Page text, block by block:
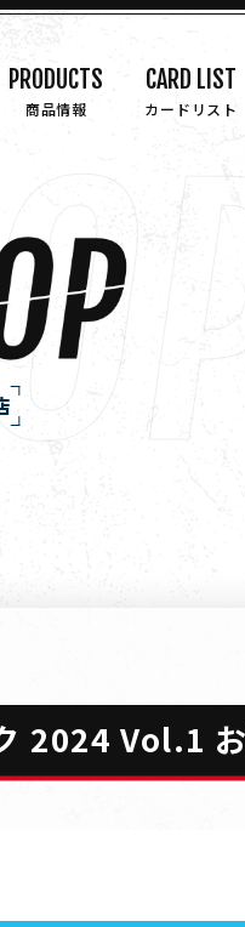
PRODUCTS
商品情報
CARD LIST
カードリスト
2024 Vol.1